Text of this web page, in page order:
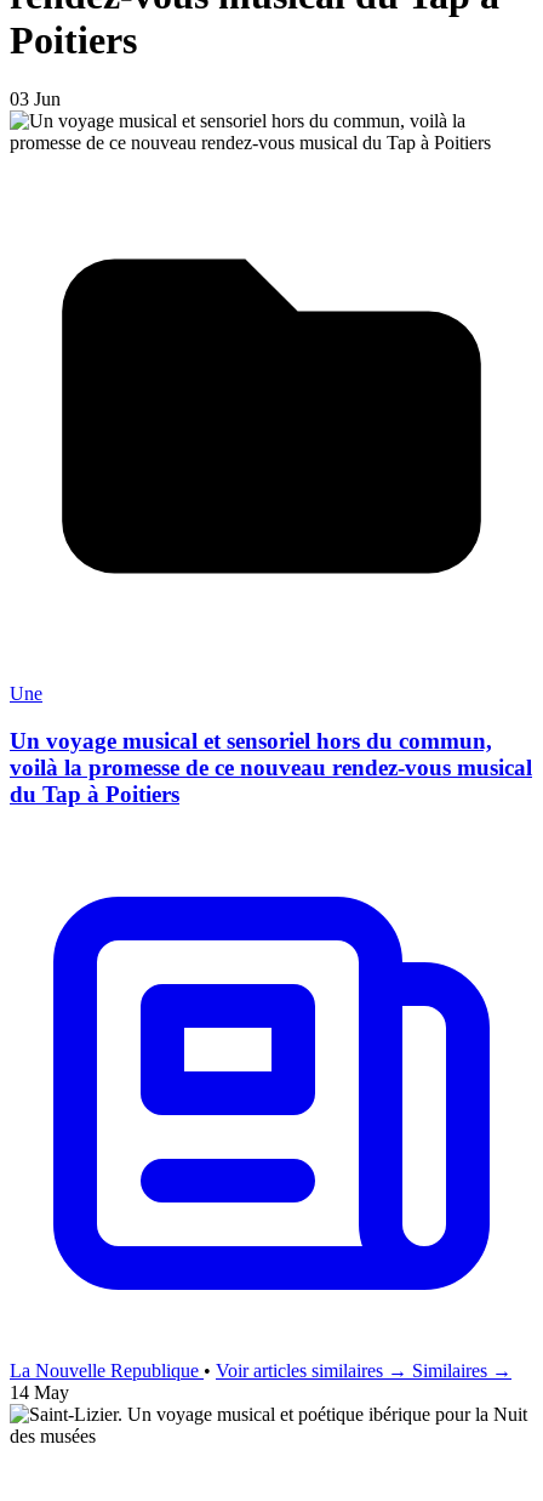
Poitiers
03 Jun
Une
Un voyage musical et sensoriel hors du commun,
voilà la promesse de ce nouveau rendez-vous musical
du Tap à Poitiers
La Nouvelle Republique • Voir articles similaires → Similaires →
14 May